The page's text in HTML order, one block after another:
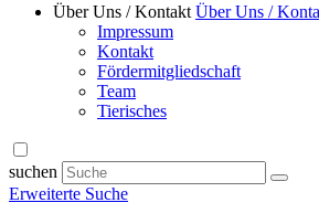
Über Uns / Kontakt Über Uns /
Impressum
Kontakt
Fördermitgliedschaft
Team
Tierisches
suchen
Erweiterte Suche